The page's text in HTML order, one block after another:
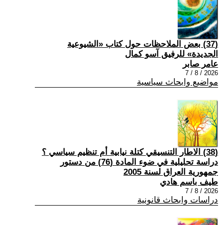
(37) بعض الملاحظات حول كتاب «الشيوعية
الجديدة» للرفيق آسو كمال
عامر صابر
2026 / 8 / 7
مواضيع وابحاث سياسية
(38) الاطار التنسيقي كتلة نيابية أم تنظيم سياسي ؟
دراسة تحليلية في ضوء المادة (76) من دستور
جمهورية العراق لسنة 2005
طيف باسم هادي
2026 / 8 / 7
دراسات وابحاث قانونية